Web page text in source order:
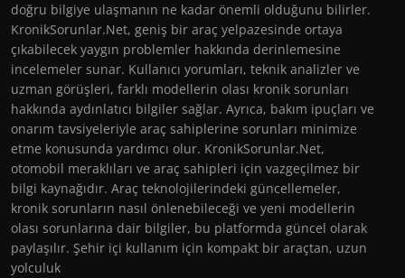
doğru bilgiye ulaşmanın ne kadar önemli olduğunu bilirler.
KronikSorunlar.Net, geniş bir araç yelpazesinde ortaya
çıkabilecek yaygın problemler hakkında derinlemesine
incelemeler sunar. Kullanıcı yorumları, teknik analizler ve
uzman görüşleri, farklı modellerin olası kronik sorunları
hakkında aydınlatıcı bilgiler sağlar. Ayrıca, bakım ipuçları ve
onarım tavsiyeleriyle araç sahiplerine sorunları minimize
etme konusunda yardımcı olur. KronikSorunlar.Net,
otomobil meraklıları ve araç sahipleri için vazgeçilmez bir
bilgi kaynağıdır. Araç teknolojilerindeki güncellemeler,
kronik sorunların nasıl önlenebileceği ve yeni modellerin
olası sorunlarına dair bilgiler, bu platformda güncel olarak
paylaşılır. Şehir içi kullanım için kompakt bir araçtan, uzun
yolculuk